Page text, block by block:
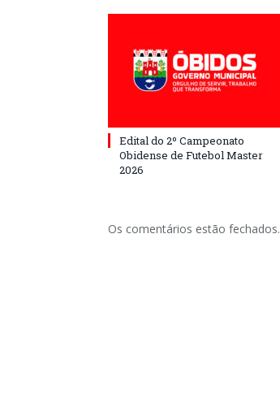
Edital do 2º Campeonato
Obidense de Futebol Master
2026
Os comentários estão fechados.